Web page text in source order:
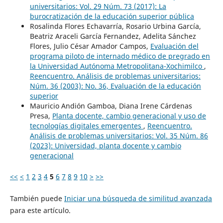
universitarios: Vol. 29 Núm. 73 (2017): La
burocratización de la educación superior pública
Rosalinda Flores Echavarría, Rosario Urbina García,
Beatriz Araceli García Fernandez, Adelita Sánchez
Flores, Julio César Amador Campos, Evaluación del
programa piloto de internado médico de pregrado en
la Universidad Autónoma Metropolitana-Xochimilco ,
Reencuentro. Análisis de problemas universitarios:
Núm. 36 (2003): No. 36, Evaluación de la educación
superior
Mauricio Andión Gamboa, Diana Irene Cárdenas
Presa, Planta docente, cambio generacional y uso de
tecnologías digitales emergentes , Reencuentro.
Análisis de problemas universitarios: Vol. 35 Núm. 86
(2023): Universidad, planta docente y cambio
generacional
<< < 1 2 3 4 5 6 7 8 9 10 > >>
También puede Iniciar una búsqueda de similitud avanzada
para este artículo.